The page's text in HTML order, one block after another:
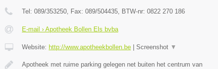
Tel: 089/353250 , Fax: 089/504435 , BTW-nr: 0822 270 186
E-mail › Apotheek Bollen Els bvba
Website: http://www.apotheekbollen.be Screenshot ▼
Apotheek met ruime parking gelegen net buiten het centrum van